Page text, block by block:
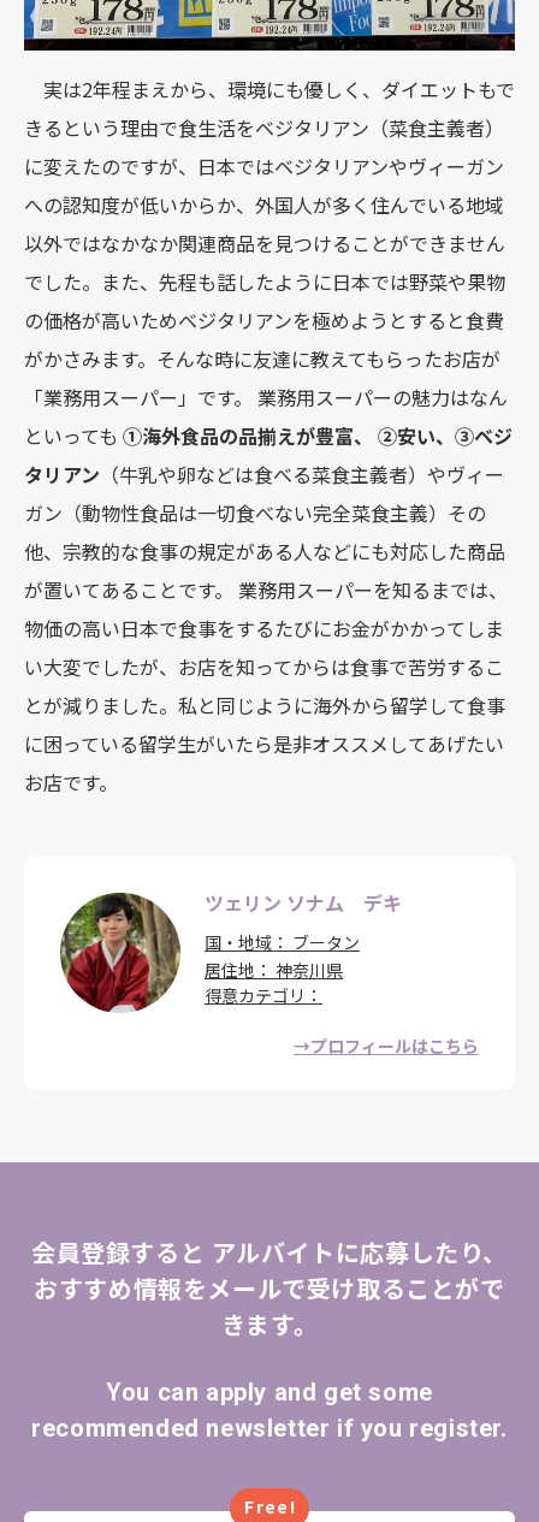
実は2年程まえから、環境にも優しく、ダイエットもで
きるという理由で食生活をベジタリアン（菜食主義者）
に変えたのですが、日本ではベジタリアンやヴィーガン
への認知度が低いからか、外国人が多く住んでいる地域
以外ではなかなか関連商品を見つけることができません
でした。また、先程も話したように日本では野菜や果物
の価格が高いためベジタリアンを極めようとすると食費
がかさみます。そんな時に友達に教えてもらったお店が
「業務用スーパー」です。 業務用スーパーの魅力はなん
といっても ①海外食品の品揃えが豊富、 ②安い、③ベジ
タリアン （牛乳や卵などは食べる菜食主義者）やヴィー
ガン（動物性食品は一切食べない完全菜食主義）その
他、宗教的な食事の規定がある人などにも対応した商品
が置いてあることです。 業務用スーパーを知るまでは、
物価の高い日本で食事をするたびにお金がかかってしま
い大変でしたが、お店を知ってからは食事で苦労するこ
とが減りました。私と同じように海外から留学して食事
に困っている留学生がいたら是非オススメしてあげたい
お店です。
ツェリン ソナム デキ
国・地域
ブータン
居住地
神奈川県
得意カテゴリ
→プロフィールはこちら
会員登録すると アルバイトに応募したり、
おすすめ情報をメールで受け取ることがで
きます。
You can apply and get some
recommended newsletter if you register.
Free!